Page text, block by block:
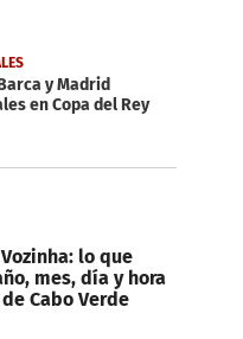
Barca y Madrid
en Copa del Rey
lo que
mes, día y hora
Cabo Verde